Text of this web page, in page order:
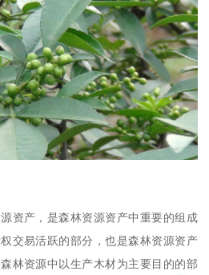
资产，是森林资源资产中重要的组成
交易活跃的部分，也是森林资源资产
林资源中以生产木材为主要目的的部